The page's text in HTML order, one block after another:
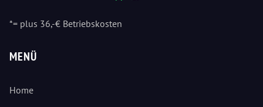
*= plus 36,-€ Betriebskosten
MENÜ
Home